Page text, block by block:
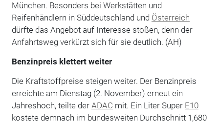
München. Besonders bei Werkstätten und
Reifenhändlern in Süddeutschland und Österreich
dürfte das Angebot auf Interesse stoßen, denn der
Anfahrtsweg verkürzt sich für sie deutlich. (AH)
Benzinpreis klettert weiter
Die Kraftstoffpreise steigen weiter. Der Benzinpreis
erreichte am Dienstag (2. November) erneut ein
Jahreshoch, teilte der ADAC mit. Ein Liter Super E10
kostete demnach im bundesweiten Durchschnitt 1,680